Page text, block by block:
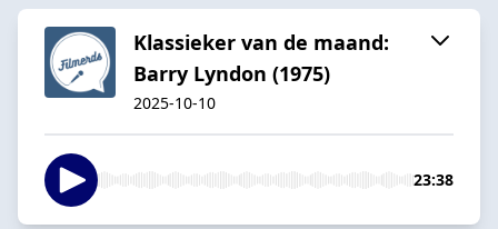
Klassieker van de maand:
Barry Lyndon (1975)
2025-10-10
23:38